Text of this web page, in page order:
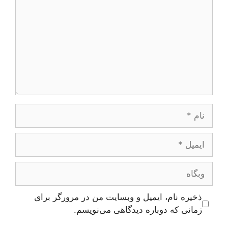
ایمیل
وبگاه
ذخیره نام، ایمیل و وبسایت من در مرورگر برای
زمانی که دوباره دیدگاهی می‌نویسم.